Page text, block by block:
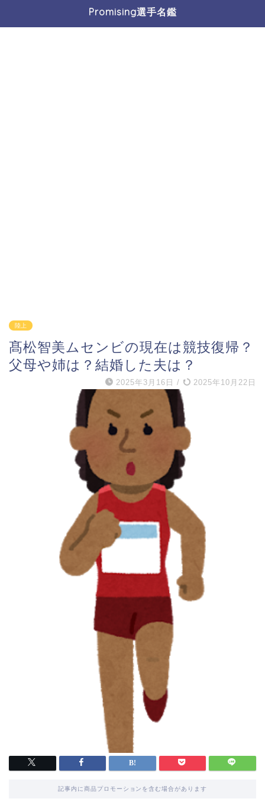
Promising選手名鑑
陸上
髙松智美ムセンビの現在は競技復帰？
父母や姉は？結婚した夫は？
2025年3月16日 / 2025年10月22日
記事内に商品プロモーションを含む場合があります